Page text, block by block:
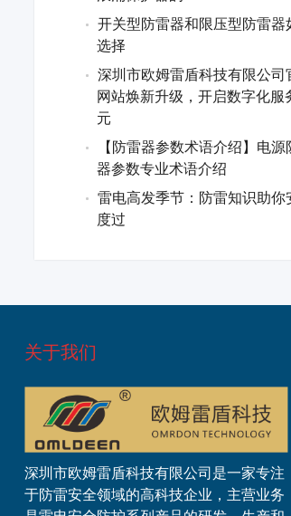
开关型防雷器和限压型防雷器
选择
深圳市欧姆雷盾科技有限公司
网站焕新升级，开启数字化服
元
【防雷器参数术语介绍】电源
器参数专业术语介绍
雷电高发季节：防雷知识助你
度过
关于我们
深圳市欧姆雷盾科技有限公司是一家专注
于防雷安全领域的高科技企业，主营业务